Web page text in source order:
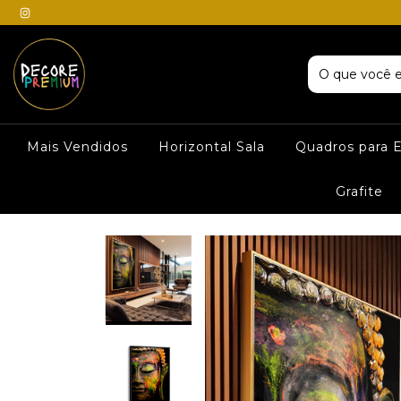
Mais Vendidos Horizontal Sala Quadros para
Grafite